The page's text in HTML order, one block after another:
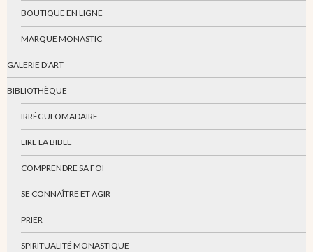
BOUTIQUE EN LIGNE
MARQUE MONASTIC
GALERIE D’ART
BIBLIOTHÈQUE
IRRÉGULOMADAIRE
LIRE LA BIBLE
COMPRENDRE SA FOI
SE CONNAÎTRE ET AGIR
PRIER
SPIRITUALITÉ MONASTIQUE